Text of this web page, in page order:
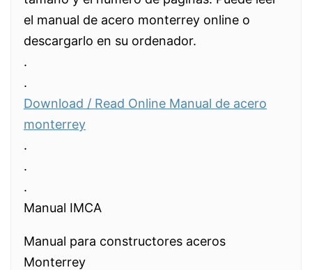
el manual de acero monterrey online o
descargarlo en su ordenador.
.
.
Download / Read Online Manual de acero
monterrey
.
.
.
Manual IMCA
Manual para constructores aceros
Monterrey